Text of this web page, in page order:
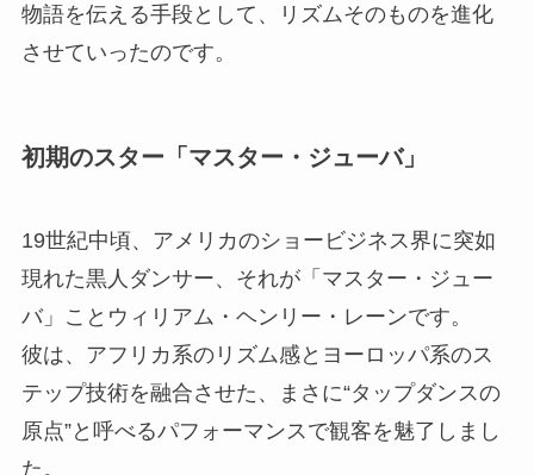
物語を伝える手段として、リズムそのものを進化
させていったのです。
初期のスター「マスター・ジューバ」
19世紀中頃、アメリカのショービジネス界に突如
現れた黒人ダンサー、それが「マスター・ジュー
バ」ことウィリアム・ヘンリー・レーンです。
彼は、アフリカ系のリズム感とヨーロッパ系のス
テップ技術を融合させた、まさに“タップダンスの
原点”と呼べるパフォーマンスで観客を魅了しまし
た。